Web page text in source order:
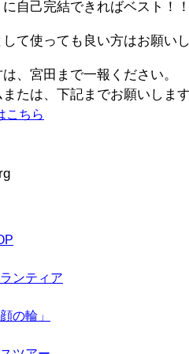
自己完結できればベスト！！
て使っても良い方はお願いし
、宮田まで一報ください。
たは、下記までお願いします
こちら
ンティア
の輪」